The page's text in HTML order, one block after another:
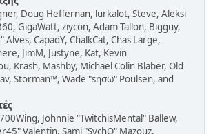
Doug Heffernan, lurkalot, Steve, Aleksi
GigaWatt, ziycon, Adam Tallon, Bigguy,
CapadY, ChalkCat, Chas Large,
JimM, Justyne, Kat, Kevin
Krash, Mashby, Michael Colin Blaber, Old
Storman™, Wade "sησω" Poulsen, and
Johnnie "TwitchisMental" Ballew,
Valentin, Sami "SychO" Mazouz,